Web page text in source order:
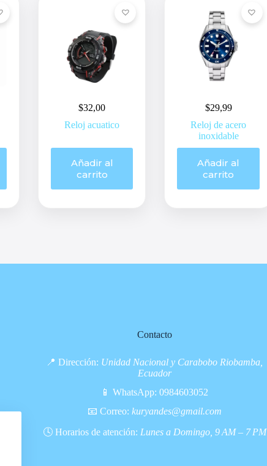
$32,00
Reloj acuatico
Añadir al
carrito
$29,99
Reloj de acero
inoxidable
Añadir al
carrito
Contacto
📍 Dirección: Unidad Nacional y Carabobo Riobamba,
Ecuador
📱 WhatsApp: 0984603052
📧 Correo: kuryandes@gmail.com
🕓 Horarios de atención: Lunes a Domingo, 9 AM – 7 PM